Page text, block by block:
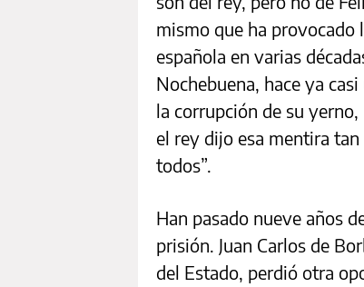
mismo que ha
española en varias
Nochebuena, hace ya
la corrupción de su
el rey dijo esa mentira
todos”.
Han pasado nueve años
prisión. Juan Carlos de
del Estado, perdió otra